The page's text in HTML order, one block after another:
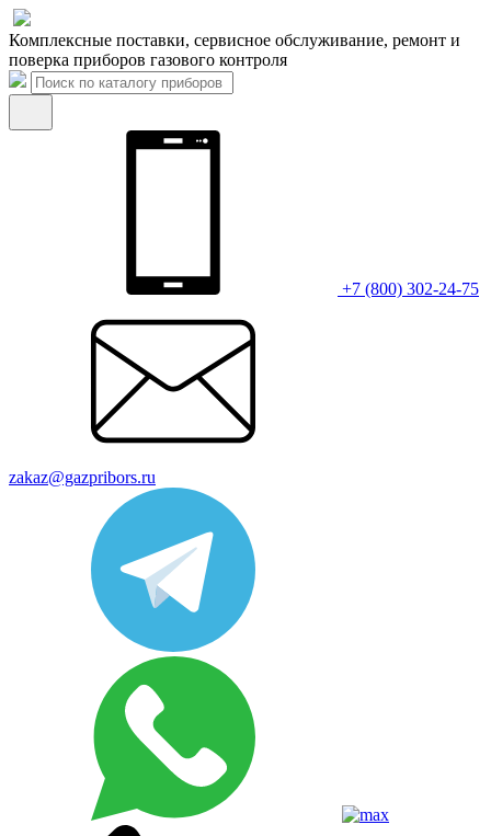
Комплексные поставки, сервисное обслуживание, ремонт и
поверка приборов газового контроля
+7 (800) 302-24-75
zakaz@gazpribors.ru